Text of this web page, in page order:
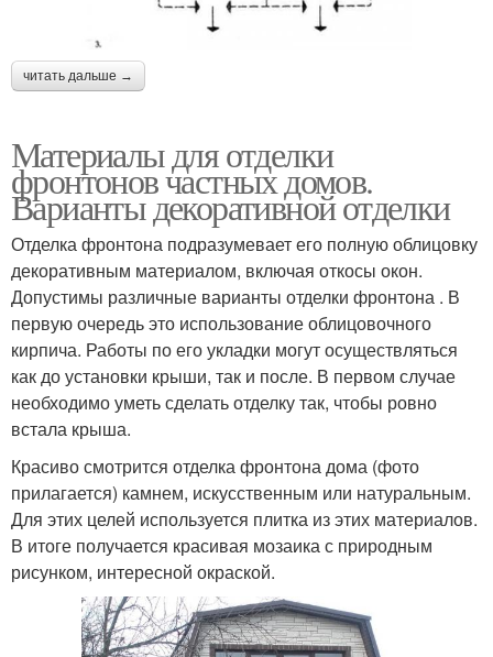
читать дальше →
Материалы для отделки
фронтонов частных домов.
Варианты декоративной отделки
Отделка фронтона подразумевает его полную облицовку
декоративным материалом, включая откосы окон.
Допустимы различные варианты отделки фронтона . В
первую очередь это использование облицовочного
кирпича. Работы по его укладки могут осуществляться
как до установки крыши, так и после. В первом случае
необходимо уметь сделать отделку так, чтобы ровно
встала крыша.
Красиво смотрится отделка фронтона дома (фото
прилагается) камнем, искусственным или натуральным.
Для этих целей используется плитка из этих материалов.
В итоге получается красивая мозаика с природным
рисунком, интересной окраской.